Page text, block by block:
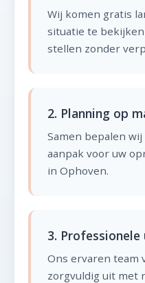
Wij komen gratis
situatie te
stellen zonder
2. Planning op
Samen bepalen
aanpak voor uw
in Ophoven.
3.
Ons ervaren team
zorgvuldig uit met